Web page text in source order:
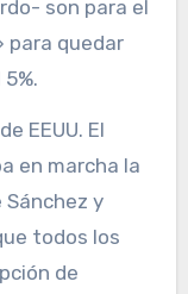
son para el
para quedar
EEUU. El
en marcha la
y
todos los
de